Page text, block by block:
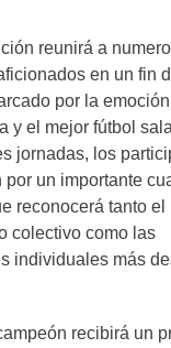
reunirá a
en un fin
por la
y el mejor fútbol
jornadas, los
por un importante
reconocerá tanto el
colectivo como las
individuales más
recibirá un